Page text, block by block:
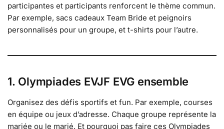
participantes et participants renforcent le thème commun.
Par exemple, sacs cadeaux Team Bride et peignoirs
personnalisés pour un groupe, et t-shirts pour l’autre.
1. Olympiades EVJF EVG ensemble
Organisez des défis sportifs et fun. Par exemple, courses
en équipe ou jeux d’adresse. Chaque groupe représente la
mariée ou le marié. Et pourquoi pas faire ces Olympiades